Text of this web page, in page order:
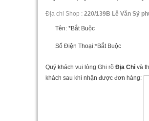
Địa chỉ Shop : 220/139B Lê Văn Sỹ
Tên: *Bắt Buộc
Số Điện Thoại:*Bắt Buộc
Quý khách vui lòng Ghi rõ Địa Chỉ và
khách sau khi nhận được đơn hàng: